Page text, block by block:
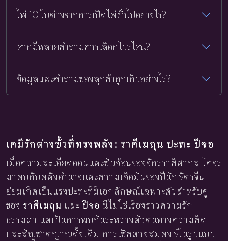
ไพ่ 10 ใบต่างจากการเปิดไพ่ทั่วไปอย่างไร?
หากมีหลายคำถามควรเลือกโปรไหน?
ข้อมูลและคำถามของลูกค้าถูกเก็บอย่างไร?
เคมีรักต่างขั้วที่ทรงพลัง: ราศีเมถุน ปะทะ ปีจอ
เมื่อความละเอียดอ่อนและซับซ้อนของจักรราศีสากล โคจร
มาพบกับพลังอำนาจและความเชื่อมั่นของปีนักษัตรจีน
ย่อมเกิดเป็นแรงปะทะที่มีเอกลักษณ์เฉพาะตัวสำหรับคู่
ของ ราศีเมถุน และปีจอ นี่ไม่ใช่เรื่องราวความรัก
ธรรมดา แต่เป็นการพบกันระหว่างตัวตนทางความคิด
และสัญชาตญาณดั้งเดิม การเช็คดวงสมพงษ์ในรูปแบบ